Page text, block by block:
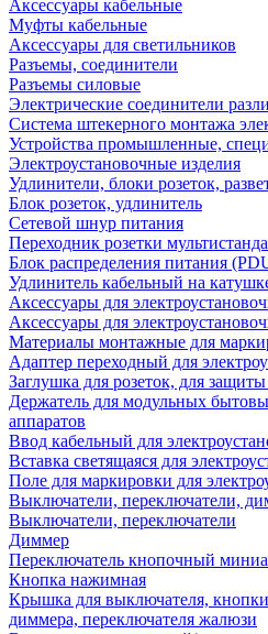
Аксессуары кабельные
Муфты кабельные
Аксессуары для светильников
Разъемы, соединители
Разъемы силовые
Электрические соединители
Система штекерного монтажа
Устройства промышленные,
Электроустановочные изделия
Удлинители, блоки розеток,
Блок розеток, удлинитель
Сетевой шнур питания
Переходник розетки
Блок распределения питания
Удлинитель кабельный на
Аксессуары для
Аксессуары для
Материалы монтажные для
Адаптер переходный для
Заглушка для розеток, для защиты
Держатель для модульных
аппаратов
Ввод кабельный для
Вставка светящаяся для
Поле для маркировки для
Выключатели, переключатели,
Выключатели, переключатели
Диммер
Переключатель кнопочный
Кнопка нажимная
Крышка для выключателя,
диммера, переключателя жалюзи